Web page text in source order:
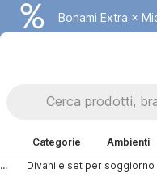
Bonami Extra ×
Categorie Ambienti
...
Divani e set per soggiorno